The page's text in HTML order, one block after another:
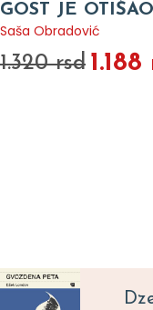
GOST JE OTIŠAO
Saša Obradović
1.320 rsd